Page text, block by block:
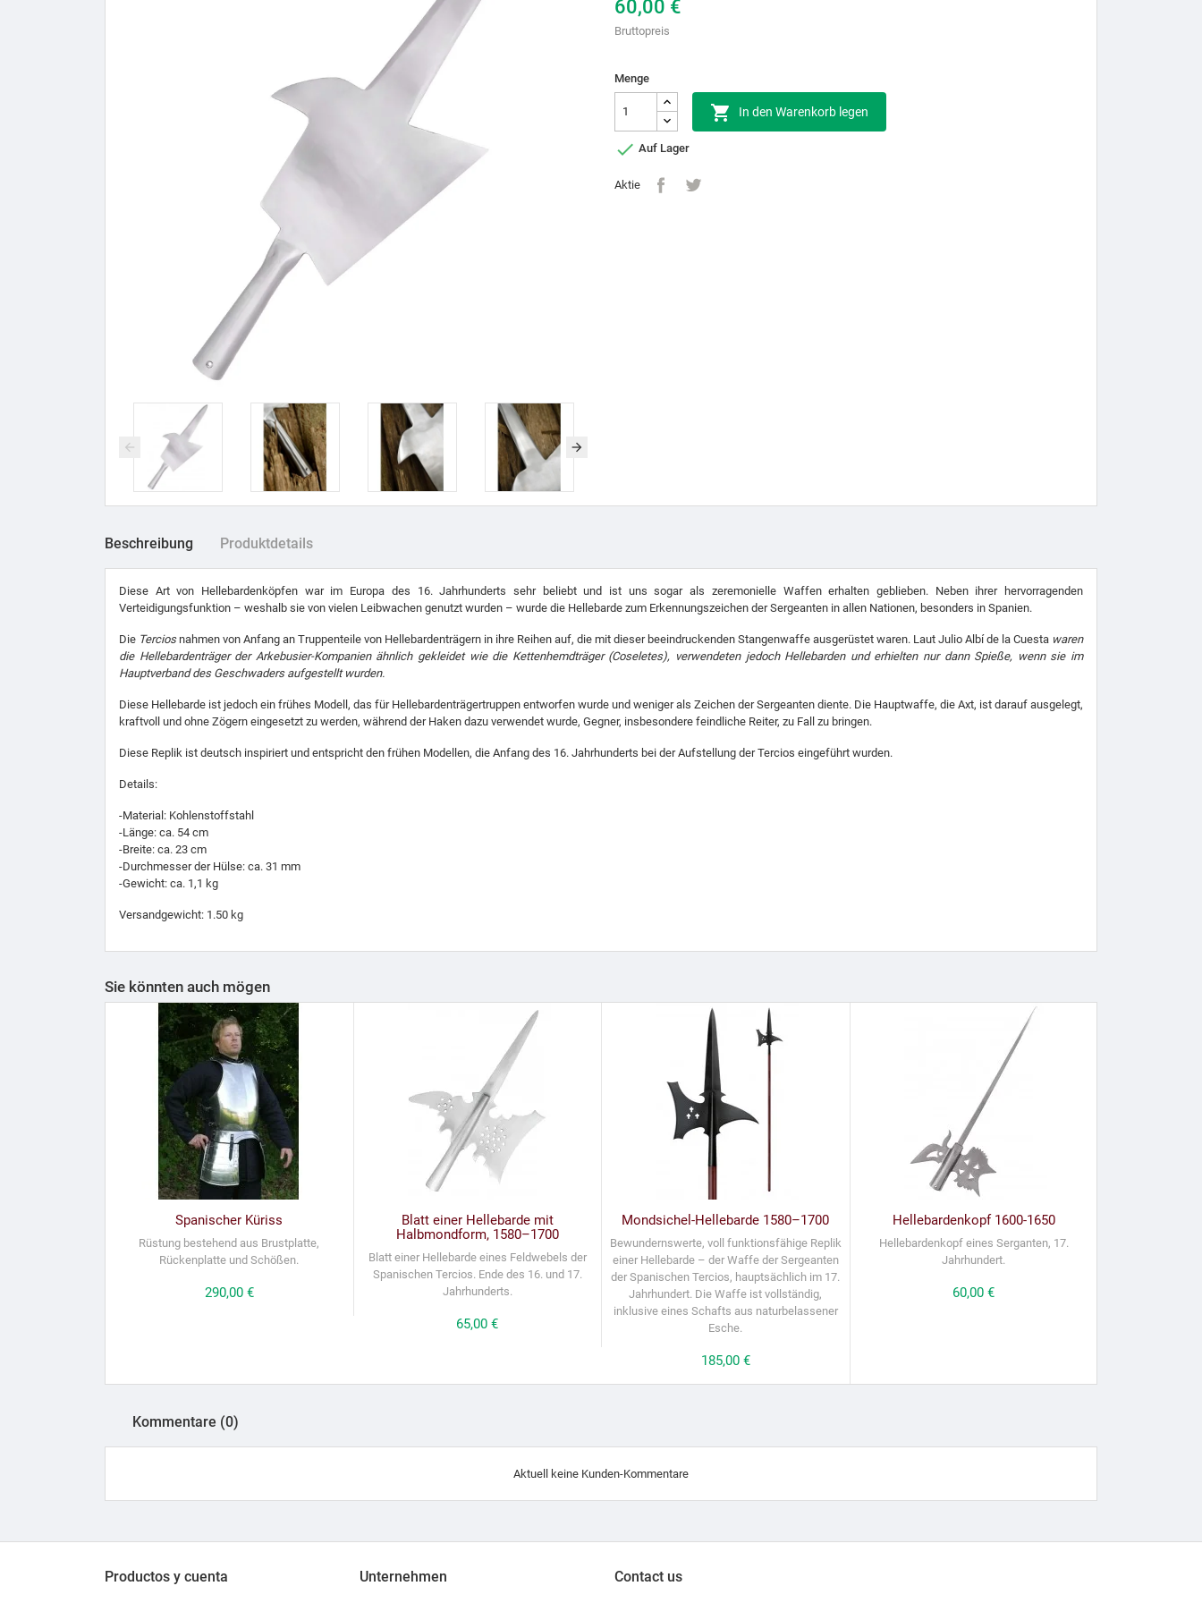
60,00 €
Bruttopreis
Menge
 In den Warenkorb legen
 Auf Lager
Aktie
Beschreibung Produktdetails
Diese Art von Hellebardenköpfen war im Europa des 16. Jahrhunderts sehr beliebt und ist uns sogar als zeremonielle Waffen erhalten geblieben. Neben ihrer hervorragenden
Verteidigungsfunktion – weshalb sie von vielen Leibwachen genutzt wurden – wurde die Hellebarde zum Erkennungszeichen der Sergeanten in allen Nationen, besonders in Spanien.
Die Terciosnahmen von Anfang an Truppenteile von Hellebardenträgern in ihre Reihen auf, die mit dieser beeindruckenden Stangenwaffe ausgerüstet waren. Laut Julio Albí de la Cuesta waren
die Hellebardenträger der Arkebusier-Kompanien ähnlich gekleidet wie die Kettenhemdträger (Coseletes), verwendeten jedoch Hellebarden und erhielten nur dann Spieße, wenn sie im
Hauptverband des Geschwaders aufgestellt wurden.
Diese Hellebarde ist jedoch ein frühes Modell, das für Hellebardenträgertruppen entworfen wurde und weniger als Zeichen der Sergeanten diente. Die Hauptwaffe, die Axt, ist darauf ausgelegt,
kraftvoll und ohne Zögern eingesetzt zu werden, während der Haken dazu verwendet wurde, Gegner, insbesondere feindliche Reiter, zu Fall zu bringen.
Diese Replik ist deutsch inspiriert und entspricht den frühen Modellen, die Anfang des 16. Jahrhunderts bei der Aufstellung der Tercios eingeführt wurden.
Details:
-Material: Kohlenstoffstahl
-Länge: ca. 54 cm
-Breite: ca. 23 cm
-Durchmesser der Hülse: ca. 31 mm
-Gewicht: ca. 1,1 kg
Versandgewicht: 1.50 kg
Sie könnten auch mögen
Spanischer Küriss
Rüstung bestehend aus Brustplatte,
Rückenplatte und Schößen.
Preis
290,00 €
Blatt einer Hellebarde mit
Halbmondform, 1580–1700
Blatt einer Hellebarde eines Feldwebels der
Spanischen Tercios. Ende des 16. und 17.
Jahrhunderts.
Preis
65,00 €
Mondsichel-Hellebarde 1580–1700
Bewundernswerte, voll funktionsfähige Replik
einer Hellebarde – der Waffe der Sergeanten
der Spanischen Tercios, hauptsächlich im 17.
Jahrhundert. Die Waffe ist vollständig,
inklusive eines Schafts aus naturbelassener
Esche.
Preis
185,00 €
Hellebardenkopf 1600-1650
Hellebardenkopf eines Serganten, 17.
Jahrhundert.
Preis
60,00 €
Kommentare (0)
Aktuell keine Kunden-Kommentare
Productos y cuenta Unternehmen Contact us